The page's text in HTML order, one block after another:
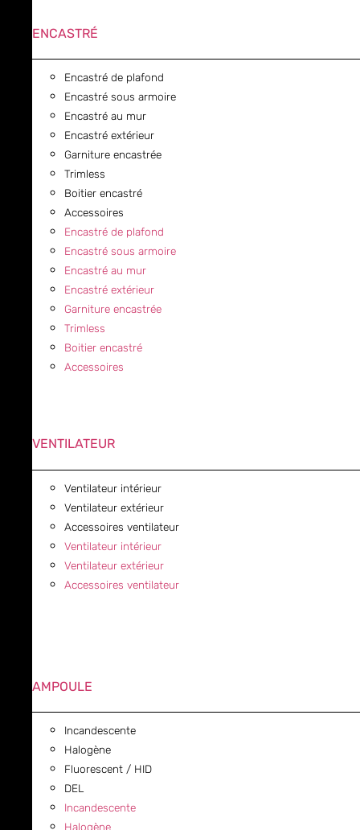
ENCASTRÉ
Encastré de plafond
Encastré sous armoire
Encastré au mur
Encastré extérieur
Garniture encastrée
Trimless
Boitier encastré
Accessoires
Encastré de plafond
Encastré sous armoire
Encastré au mur
Encastré extérieur
Garniture encastrée
Trimless
Boitier encastré
Accessoires
VENTILATEUR
Ventilateur intérieur
Ventilateur extérieur
Accessoires ventilateur
Ventilateur intérieur
Ventilateur extérieur
Accessoires ventilateur
AMPOULE
Incandescente
Halogène
Fluorescent / HID
DEL
Incandescente
Halogène